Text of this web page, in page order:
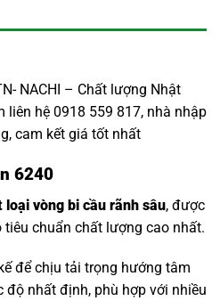
NACHI – Chất lượng Nhật
liên hệ 0918 559 817, nhà nhập
cam kết giá tốt nhất
6240
loại vòng bi cầu rãnh sâu, được
chuẩn chất lượng cao nhất.
để chịu tải trọng hướng tâm
nhất định, phù hợp với nhiều